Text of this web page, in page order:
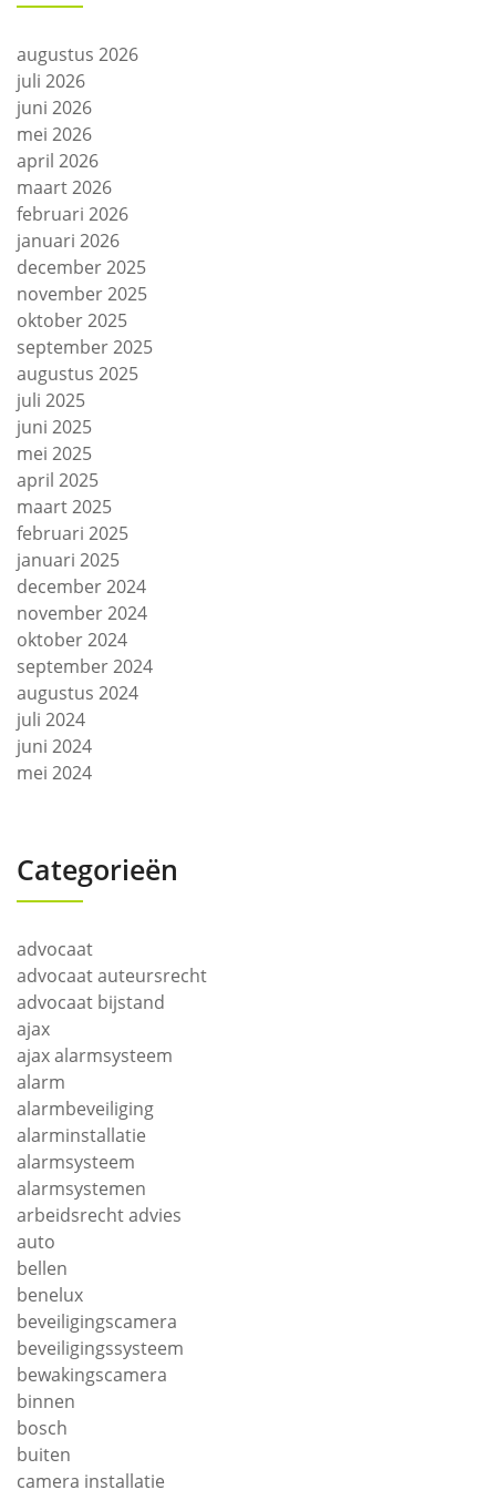
augustus 2026
juli 2026
juni 2026
mei 2026
april 2026
maart 2026
februari 2026
januari 2026
december 2025
november 2025
oktober 2025
september 2025
augustus 2025
juli 2025
juni 2025
mei 2025
april 2025
maart 2025
februari 2025
januari 2025
december 2024
november 2024
oktober 2024
september 2024
augustus 2024
juli 2024
juni 2024
mei 2024
Categorieën
advocaat
advocaat auteursrecht
advocaat bijstand
ajax
ajax alarmsysteem
alarm
alarmbeveiliging
alarminstallatie
alarmsysteem
alarmsystemen
arbeidsrecht advies
auto
bellen
benelux
beveiligingscamera
beveiligingssysteem
bewakingscamera
binnen
bosch
buiten
camera installatie